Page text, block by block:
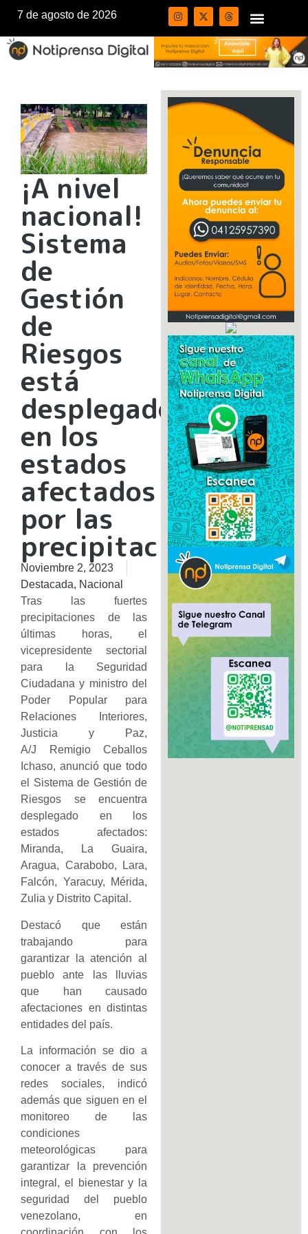
7 de agosto de 2026
¡A nivel
nacional!
Sistema
de
Gestión
de
Riesgos
está
desplegado
en los
estados
afectados
por las
precipitaciones
Noviembre 2, 2023
Destacada, Nacional
Tras las fuertes
precipitaciones de las
últimas horas, el
vicepresidente sectorial
para la Seguridad
Ciudadana y ministro del
Poder Popular para
Relaciones Interiores,
Justicia y Paz,
A/J Remigio Ceballos
Ichaso, anunció que todo
el Sistema de Gestión de
Riesgos se encuentra
desplegado en los
estados afectados:
Miranda, La Guaira,
Aragua, Carabobo, Lara,
Falcón, Yaracuy, Mérida,
Zulia y Distrito Capital.
Destacó que están
trabajando para
garantizar la atención al
pueblo ante las lluvias
que han causado
afectaciones en distintas
entidades del país.
La información se dio a
conocer a través de sus
redes sociales, indicó
además que siguen en el
monitoreo de las
condiciones
meteorológicas para
garantizar la prevención
integral, el bienestar y la
seguridad del pueblo
venezolano, en